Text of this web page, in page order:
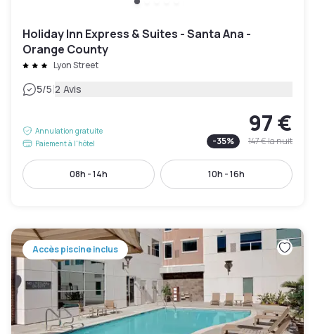
Holiday Inn Express & Suites - Santa Ana -
Orange County
Lyon Street
5/5|2 Avis
Annulation gratuite
Paiement à l'hôtel
97 €
-35% 147 €la nuit
08h - 14h 10h - 16h
Accès piscine inclus